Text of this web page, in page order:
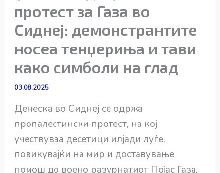
протест за Газа во
Сиднеј: демонстрантите
носеа тенџериња и тави
како симболи на глад
03.08.2025
Денеска во Сиднеј се одржа
пропалестински протест, на кој
учествуваа десетици илјади луѓе,
повикувајќи на мир и доставување
помош до воено разурнатиот Појас Газа,